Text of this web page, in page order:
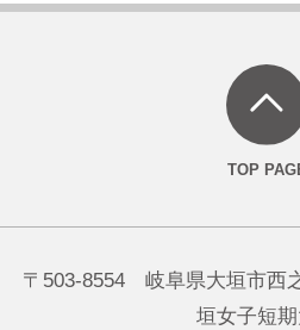
〒503-8554 岐阜県大垣市西
垣女子短